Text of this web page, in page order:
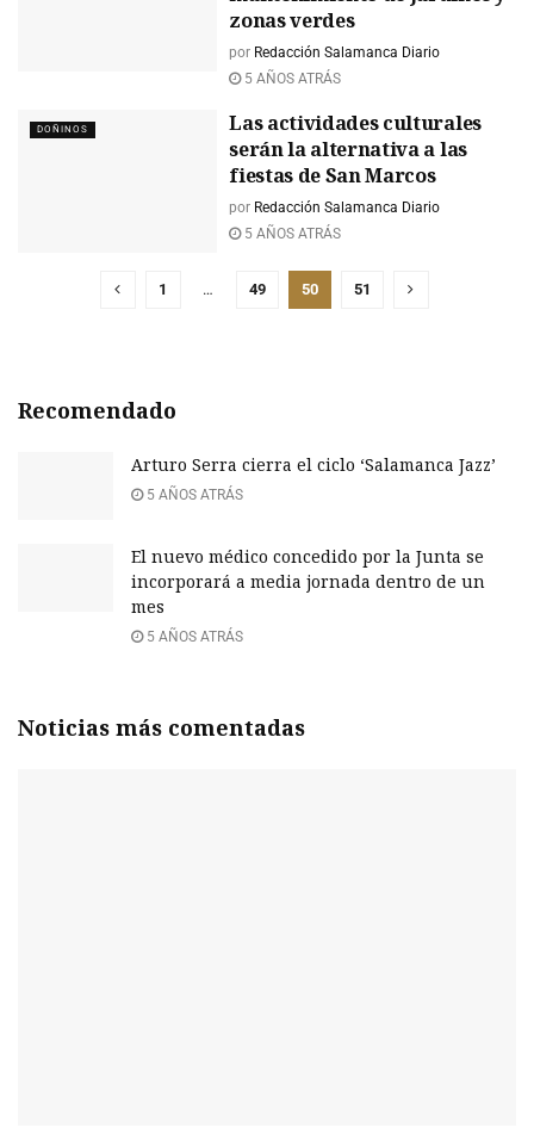
zonas verdes
por Redacción Salamanca Diario
5 AÑOS ATRÁS
DOÑINOS
Las actividades culturales
serán la alternativa a las
fiestas de San Marcos
por Redacción Salamanca Diario
5 AÑOS ATRÁS
1 … 49 50 51
Recomendado
Arturo Serra cierra el ciclo ‘Salamanca Jazz’
5 AÑOS ATRÁS
El nuevo médico concedido por la Junta se
incorporará a media jornada dentro de un
mes
5 AÑOS ATRÁS
Noticias más comentadas